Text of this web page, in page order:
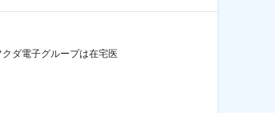
ダ電子グループは在宅医